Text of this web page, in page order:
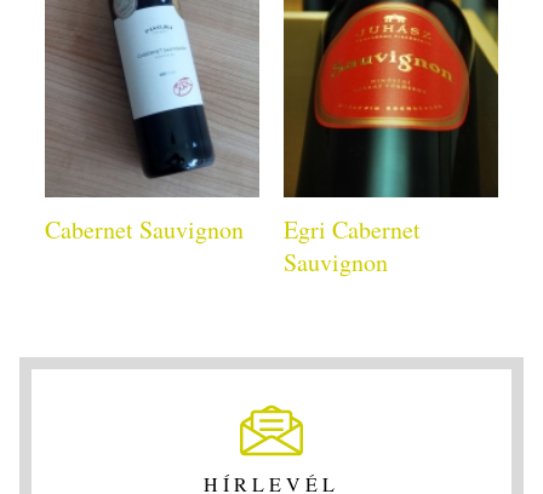
Cabernet Sauvignon
Egri Cabernet
Sauvignon
HÍRLEVÉL